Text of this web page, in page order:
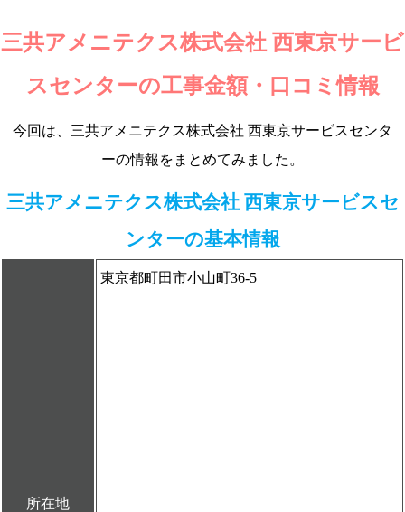
三共アメニテクス株式会社 西東京サービ
スセンターの工事金額・口コミ情報
今回は、三共アメニテクス株式会社 西東京サービスセンタ
ーの情報をまとめてみました。
三共アメニテクス株式会社 西東京サービスセ
ンターの基本情報
所在地
東京都町田市小山町36-5